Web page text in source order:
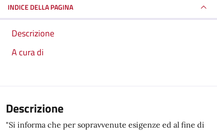
INDICE DELLA PAGINA
Descrizione
A cura di
Descrizione
"Si informa che per sopravvenute esigenze ed al fine di